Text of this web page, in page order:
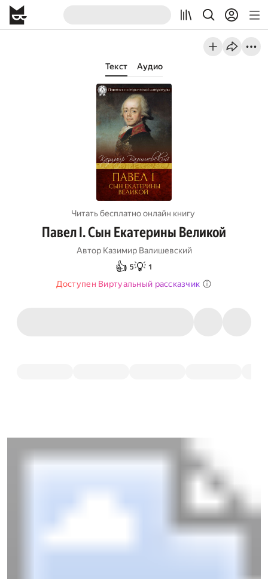
Текст Аудио
Читать бесплатно онлайн книгу
Павел I. Сын Екатерины Великой
Автор Казимир Валишевский
👍 5💡 1
Доступен Виртуальный рассказчик